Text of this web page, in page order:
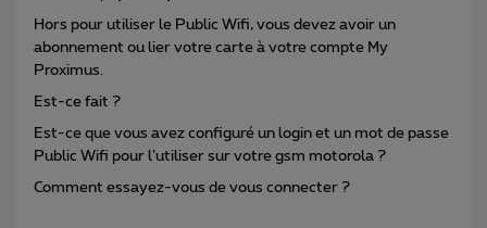
Hors pour utiliser le Public Wifi, vous devez avoir un
abonnement ou lier votre carte à votre compte My
Proximus.
Est-ce fait ?
Est-ce que vous avez configuré un login et un mot de passe
Public Wifi pour l’utiliser sur votre gsm motorola ?
Comment essayez-vous de vous connecter ?